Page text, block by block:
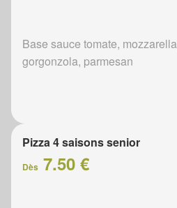
Base sauce tomate,
gorgonzola, parmesan
Pizza 4 saisons senior
Dès 7.50 €